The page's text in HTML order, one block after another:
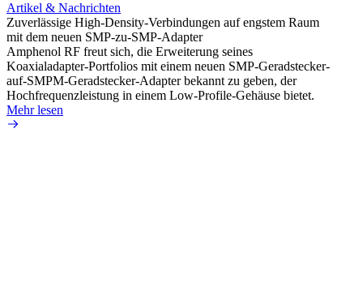
Artikel & Nachrichten
Zuverlässige High-Density-Verbindungen auf engstem Raum
mit dem neuen SMP-zu-SMP-Adapter
Amphenol RF freut sich, die Erweiterung seines
Koaxialadapter-Portfolios mit einem neuen SMP-Geradstecker-
auf-SMPM-Geradstecker-Adapter bekannt zu geben, der
Hochfrequenzleistung in einem Low-Profile-Gehäuse bietet.
Mehr lesen